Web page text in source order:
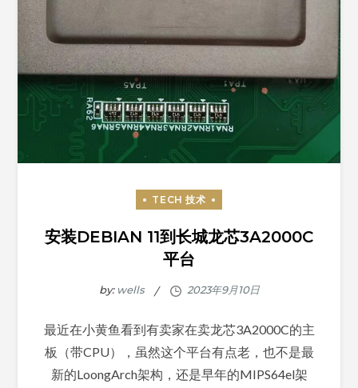
安装DEBIAN 11到长城龙芯3A2000C
平台
by: wells
最近在小黄鱼看到有卖家在卖龙芯3A2000C的主
板（带CPU），虽然这个平台有点老，也不是最
新的LoongArch架构，还是早年的MIPS64el架